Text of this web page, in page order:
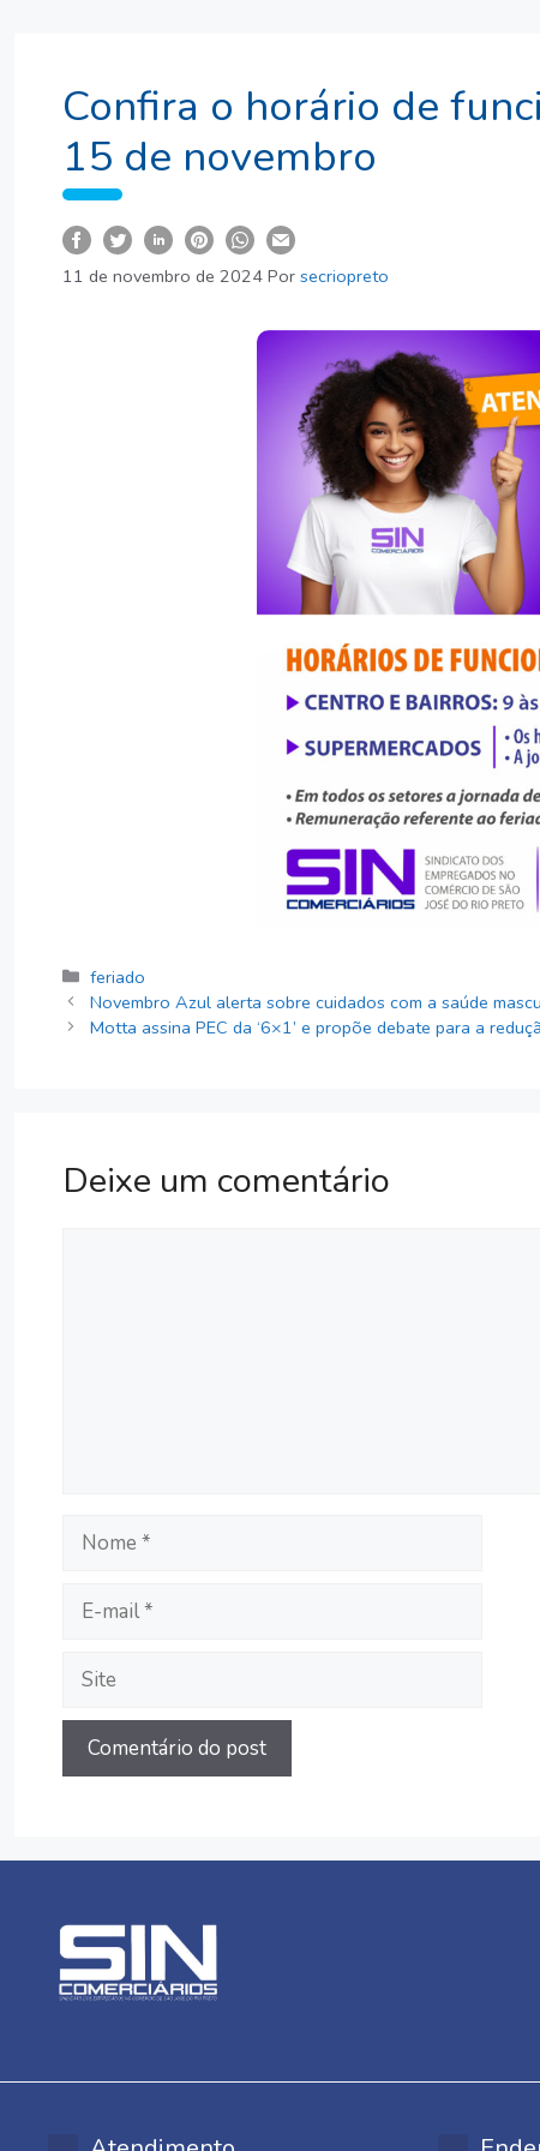
Confira o horário de
15 de novembro
11 de novembro de 2024 Por secriopreto
Categorias
feriado
Novembro Azul alerta sobre cuidados com a saúde
Motta assina PEC da ‘6×1’ e propõe debate para a
Deixe um comentário
Nome
mail
Site